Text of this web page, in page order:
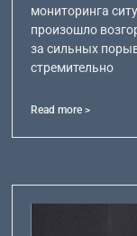
мониторинга
произошло
за сильных
стремительно
Read more >